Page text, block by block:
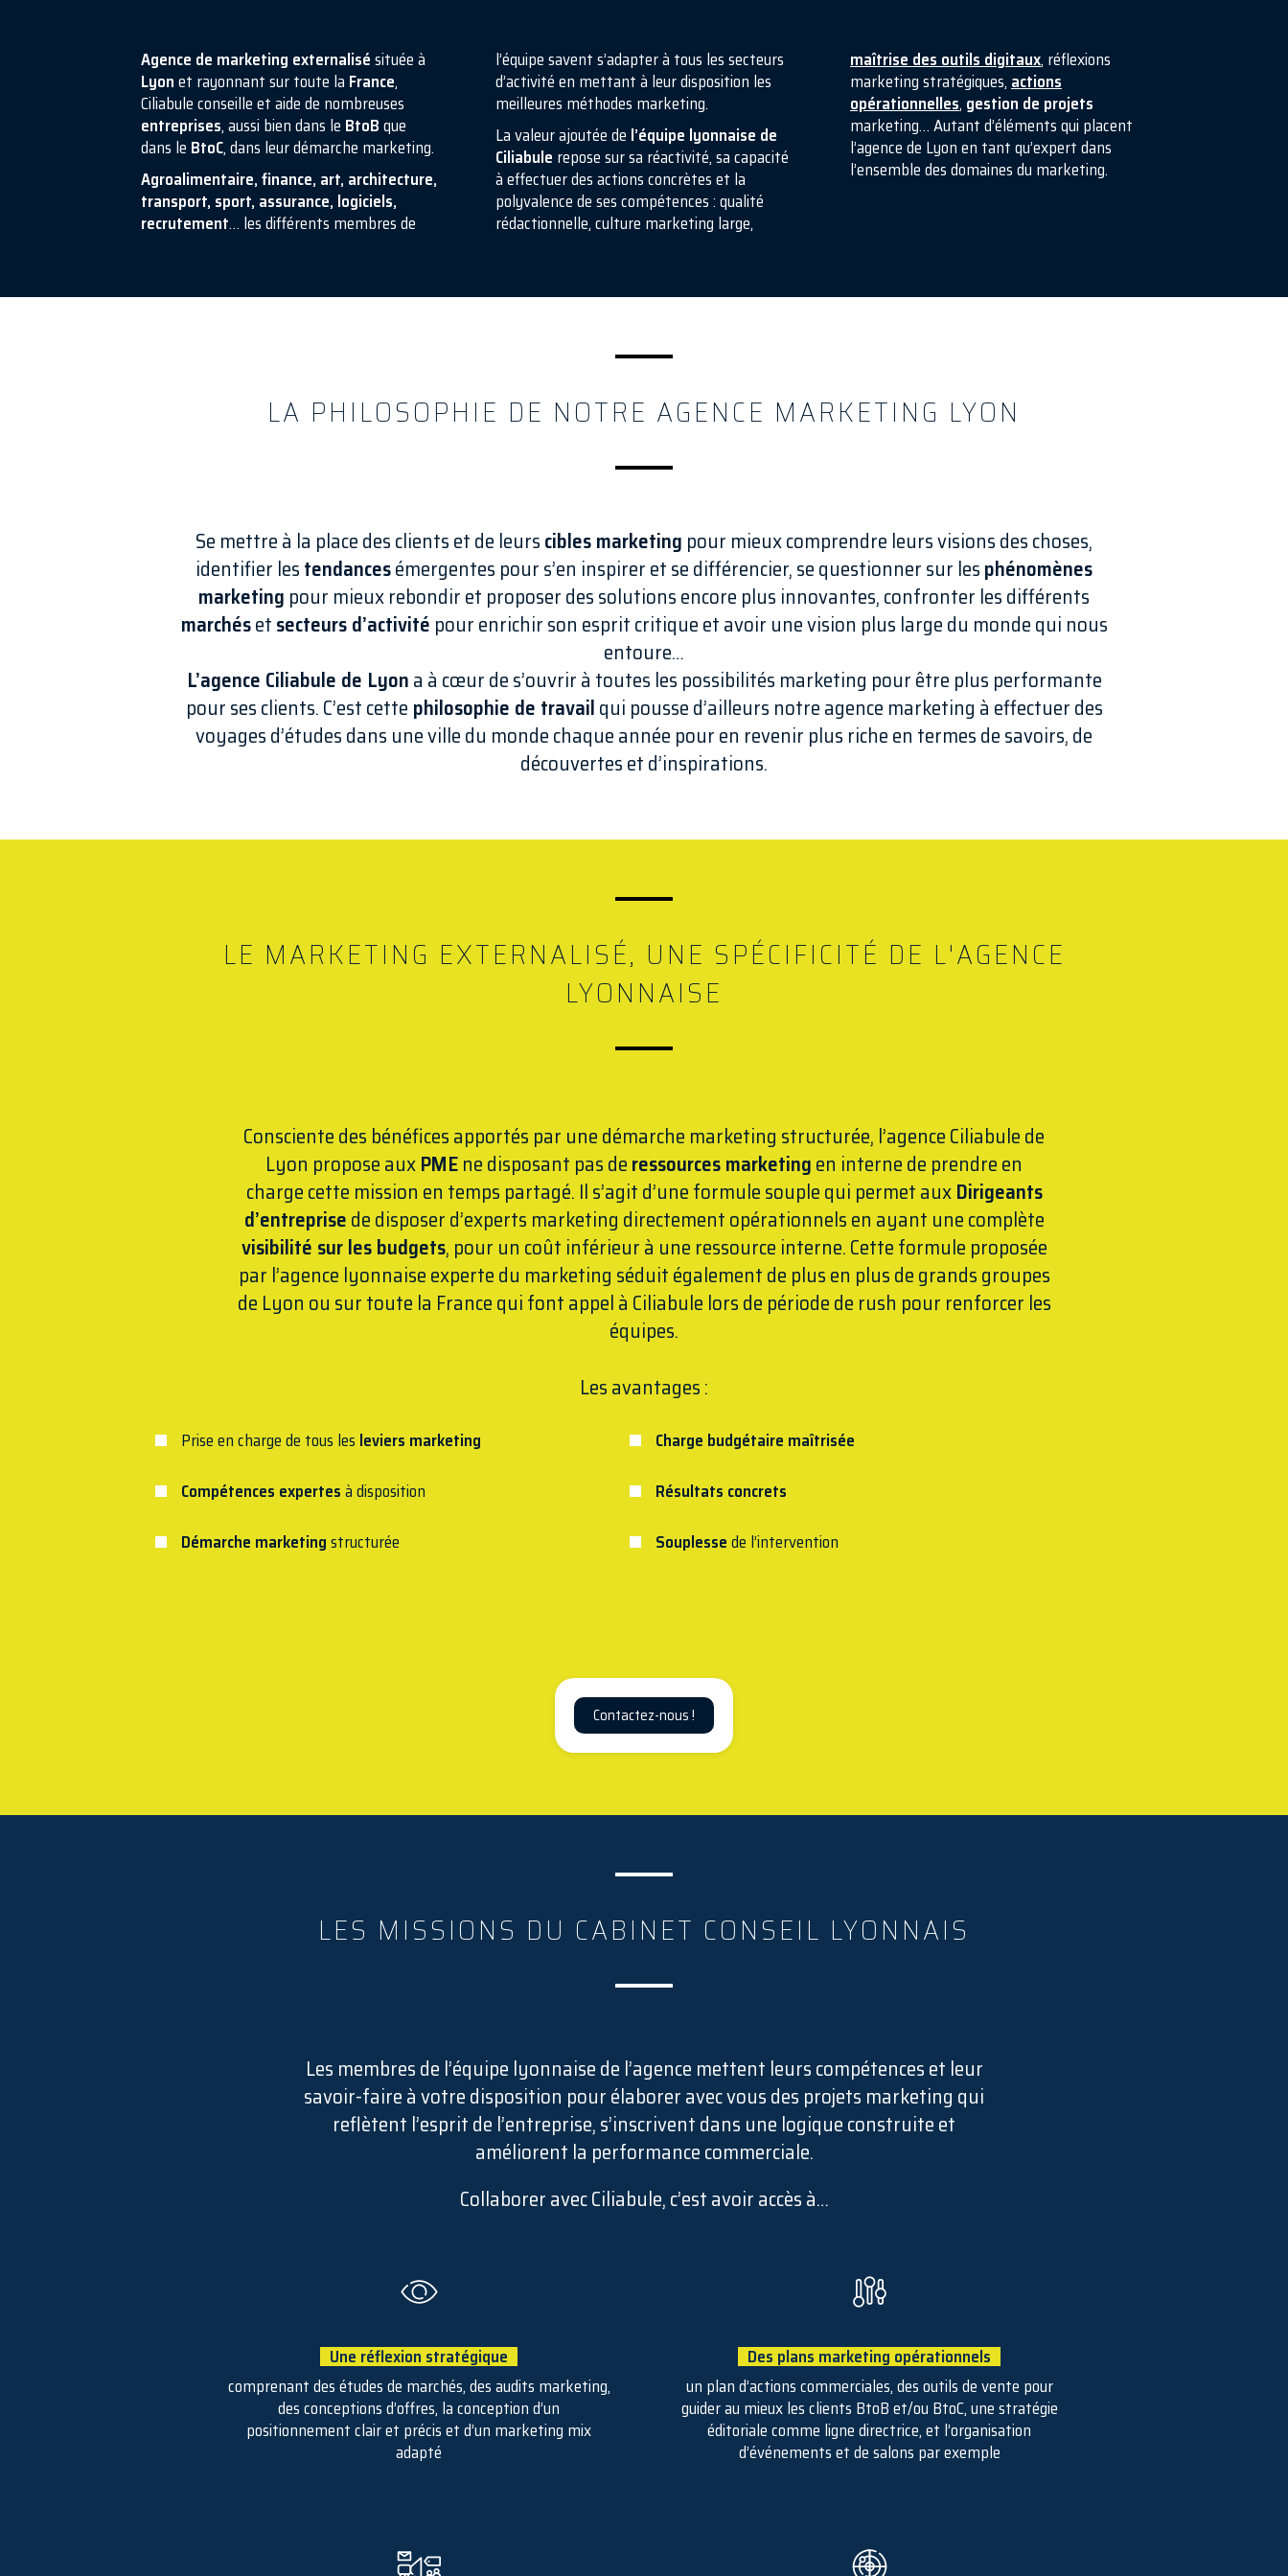
Agence de marketing externalisésituée à
Lyonet rayonnant sur toute la France,
Ciliabule conseille et aide de nombreuses
entreprises, aussi bien dans le BtoBque
dans le BtoC, dans leur démarche marketing.
Agroalimentaire, finance, art, architecture,
transport, sport, assurance, logiciels,
recrutement… les différents membres de
l’équipe savent s’adapter à tous les secteurs
d’activité en mettant à leur disposition les
meilleures méthodes marketing.
La valeur ajoutée de l’équipe lyonnaise de
Ciliabule repose sur sa réactivité, sa capacité
à effectuer des actions concrètes et la
polyvalence de ses compétences : qualité
rédactionnelle, culture marketing large,
maîtrise des outils digitaux, réflexions
marketing stratégiques, actions
opérationnelles, gestion de projets
marketing… Autant d’éléments qui placent
l’agence de Lyon en tant qu’expert dans
l’ensemble des domaines du marketing.
LA PHILOSOPHIE DE NOTRE AGENCE MARKETING LYON
Se mettre à la place des clients et de leurscibles marketing pour mieux comprendre leurs visions des choses,
identifier lestendancesémergentes pour s’en inspirer et se différencier, se questionner sur lesphénomènes
marketing pour mieux rebondir et proposer des solutions encore plus innovantes, confronter les différents
marchésetsecteurs d’activité pour enrichir son esprit critique et avoir une vision plus large du monde qui nous
entoure…
L’agence Ciliabule de Lyona à cœur de s’ouvrir à toutes les possibilités marketing pour être plus performante
pour ses clients. C’est cette philosophie de travailqui pousse d’ailleurs notre agence marketing à effectuer des
voyages d’études dans une ville du monde chaque année pour en revenir plus riche en termes de savoirs, de
découvertes et d’inspirations.
LE MARKETING EXTERNALISÉ, UNE SPÉCIFICITÉ DE L'AGENCE
LYONNAISE
Consciente des bénéfices apportés par une démarche marketing structurée, l’agence Ciliabule de
Lyon propose auxPMEne disposant pas deressources marketingen interne de prendre en
charge cette mission en temps partagé. Il s’agit d’une formule souple qui permet auxDirigeants
d’entreprisede disposer d’experts marketing directement opérationnels en ayant une complète
visibilité sur les budgets, pour un coût inférieur à une ressource interne. Cette formule proposée
par l’agence lyonnaise experte du marketing séduit également de plus en plus de grands groupes
de Lyon ou sur toute la France qui font appel à Ciliabule lors de période de rush pour renforcer les
équipes.
Les avantages :
Prise en charge de tous les leviers marketing Charge budgétaire maîtrisée
Compétences expertesà disposition Résultats concrets
Démarche marketingstructurée Souplessede l’intervention
Contactez-nous !
LES MISSIONS DU CABINET CONSEIL LYONNAIS
Les membres de l’équipe lyonnaise de l’agence mettent leurs compétences et leur
savoir-faire à votre disposition pour élaborer avec vous des projets marketing qui
reflètent l’esprit de l’entreprise, s’inscrivent dans une logique construite et
améliorent la performance commerciale.
Collaborer avec Ciliabule, c’est avoir accès à…
Une réflexion stratégique
comprenant des études de marchés, des audits marketing,
des conceptions d’offres, la conception d’un
positionnement clair et précis et d’un marketing mix
adapté
Des plans marketing opérationnels
un plan d’actions commerciales, des outils de vente pour
guider au mieux les clients BtoB et/ou BtoC, une stratégie
éditoriale comme ligne directrice, et l’organisation
d’événements et de salons par exemple